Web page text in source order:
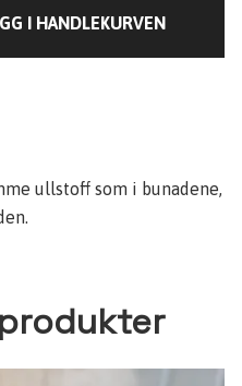
I HANDLEKURVEN
ullstoff som i bunadene,